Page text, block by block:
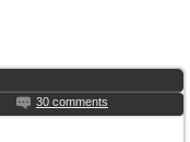
30 comments